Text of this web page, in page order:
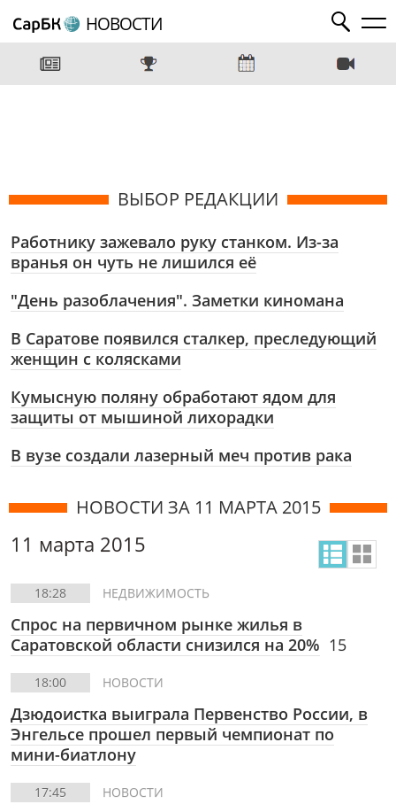
НОВОСТИ
ВЫБОР РЕДАКЦИИ
Работнику зажевало руку станком. Из-за
вранья он чуть не лишился её
"День разоблачения". Заметки киномана
В Саратове появился сталкер, преследующий
женщин с колясками
Кумысную поляну обработают ядом для
защиты от мышиной лихорадки
В вузе создали лазерный меч против рака
НОВОСТИ ЗА 11 МАРТА 2015
11 марта 2015
18:28 НЕДВИЖИМОСТЬ
Спрос на первичном рынке жилья в
Саратовской области снизился на 20% 15
18:00 НОВОСТИ
Дзюдоистка выиграла Первенство России, в
Энгельсе прошел первый чемпионат по
мини-биатлону
17:45 НОВОСТИ